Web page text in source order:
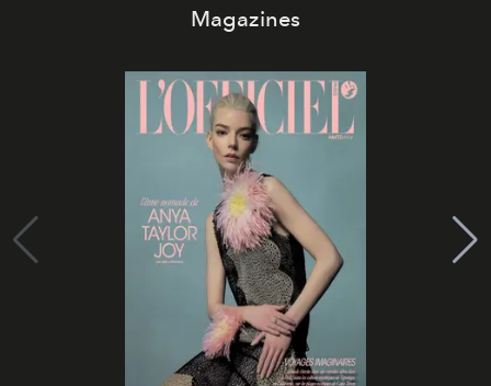
Magazines